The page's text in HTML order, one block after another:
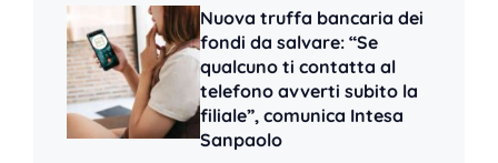
Nuova truffa bancaria dei
fondi da salvare: “Se
qualcuno ti contatta al
telefono avverti subito la
filiale”, comunica Intesa
Sanpaolo